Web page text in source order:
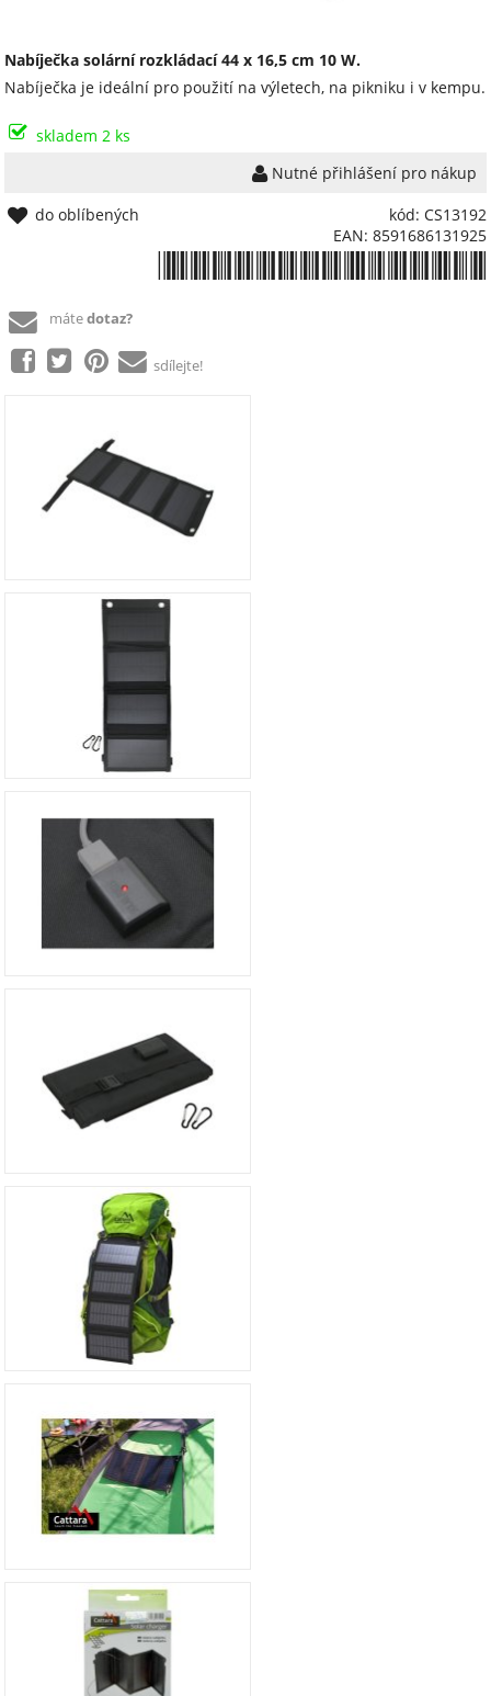
Nabíječka solární rozkládací 44 x 16,5 cm 10 W.
Nabíječka je ideální pro použití na výletech, na pikniku i v kempu.
skladem 2 ks
Nutné přihlášení pro nákup
kód: CS13192
EAN: 8591686131925
do oblíbených
mátedotaz?
sdílejte!